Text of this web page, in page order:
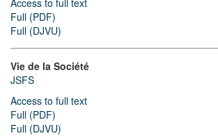
Full (PDF)
Full (DJVU)
Vie de la Société
JSFS
Access to full text
Full (PDF)
Full (DJVU)